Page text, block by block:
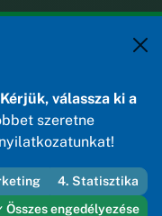
jog fenntartva
válassza ki a
szeretne
4. Statisztika
Összes engedélyezése